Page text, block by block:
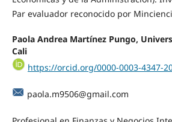
Par evaluador reconocido por
Paola Andrea Martínez Pungo,
Cali
https://orcid.org/0000-0003-4347-
paola.m9506@gmail.com